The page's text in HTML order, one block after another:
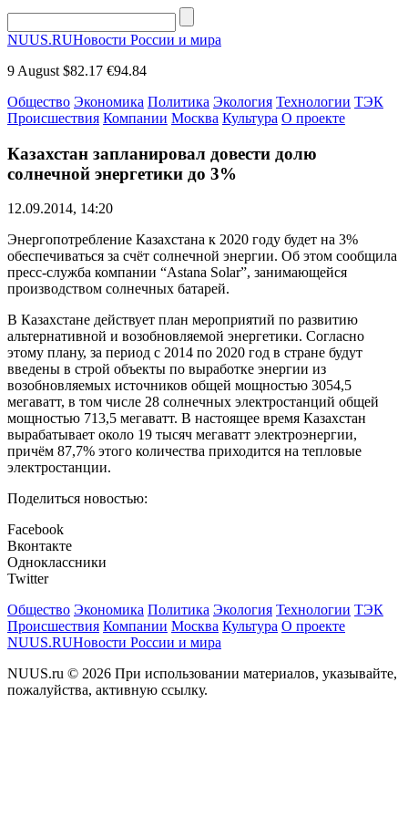
NUUS.RUНовости России и мира
9 August $82.17 €94.84
Общество Экономика Политика Экология Технологии ТЭК
Происшествия Компании Москва Культура О проекте
Казахстан запланировал довести долю
солнечной энергетики до 3%
12.09.2014, 14:20
Энергопотребление Казахстана к 2020 году будет на 3%
обеспечиваться за счёт солнечной энергии. Об этом сообщила
пресс-служба компании “Astana Solar”, занимающейся
производством солнечных батарей.
В Казахстане действует план мероприятий по развитию
альтернативной и возобновляемой энергетики. Согласно
этому плану, за период с 2014 по 2020 год в стране будут
введены в строй объекты по выработке энергии из
возобновляемых источников общей мощностью 3054,5
мегаватт, в том числе 28 солнечных электростанций общей
мощностью 713,5 мегаватт. В настоящее время Казахстан
вырабатывает около 19 тысяч мегаватт электроэнергии,
причём 87,7% этого количества приходится на тепловые
электростанции.
Поделиться новостью:
Facebook
Вконтакте
Одноклассники
Twitter
Общество Экономика Политика Экология Технологии ТЭК
Происшествия Компании Москва Культура О проекте
NUUS.RUНовости России и мира
NUUS.ru © 2026 При использовании материалов, указывайте,
пожалуйства, активную ссылку.